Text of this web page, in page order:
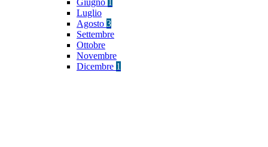
Giugno 1
Luglio
Agosto 3
Settembre
Ottobre
Novembre
Dicembre 1